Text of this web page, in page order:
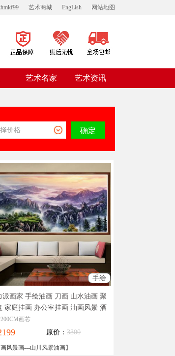
艺术商城 EngLish 网站地图
艺术名家 艺术资讯
手绘
派画家 手绘油画 刀画 山水油画 聚
家庭挂画 办公室挂画 油画风景 酒
画 客厅油画价格最平，油画树林，
支付，全国免邮
画芯
原价： 3300
风景画---山川风景油画】